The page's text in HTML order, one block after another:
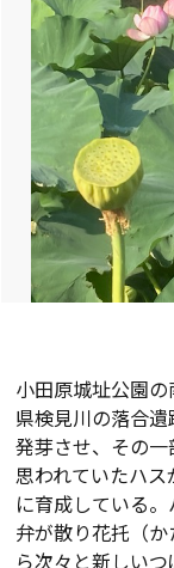
小田原城址公園
県検見川の落合
発芽させ、その
思われていたハ
に育成している
弁が散り花托（
ら次々と新しい